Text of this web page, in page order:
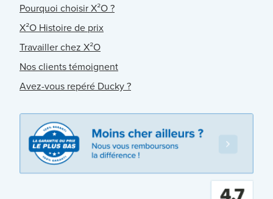
Pourquoi choisir X²O ?
X²O Histoire de prix
Travailler chez X²O
Nos clients témoignent
Avez-vous repéré Ducky ?